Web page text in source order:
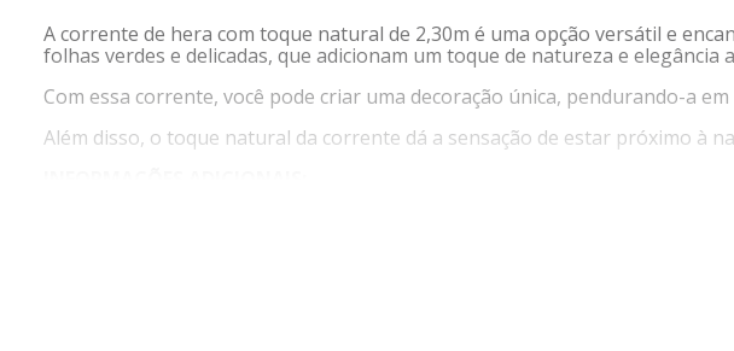
A corrente de hera com toque natural de 2,30m é uma opção versátil e
folhas verdes e delicadas, que adicionam um toque de natureza e elegância
Com essa corrente, você pode criar uma decoração única, pendurando-a
Além disso, o toque natural da corrente dá a sensação de estar próximo à